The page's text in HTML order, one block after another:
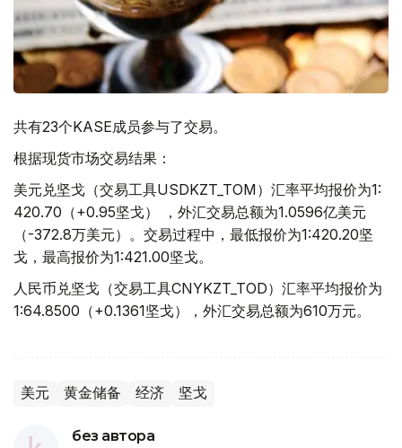
共有23个KASE成员参与了交易。
根据现货市场交易结果：
美元兑坚戈（交易工具USDKZT_TOM）汇率平均报价为1:
420.70（+0.95坚戈） ，外汇交易总额为1.0596亿美元
（-372.8万美元）。交易过程中，最低报价为1:420.20坚
戈，最高报价为1:421.00坚戈。
人民币兑坚戈（交易工具CNYKZT_TOD）汇率平均报价为
1:64.8500（+0.1361坚戈），外汇交易总额为610万元。
美元 黄金储备 经济 坚戈
без автора